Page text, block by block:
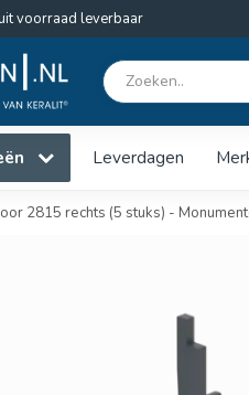
voorraad leverbaar
Leverdagen
2815 rechts (5 stuks) -